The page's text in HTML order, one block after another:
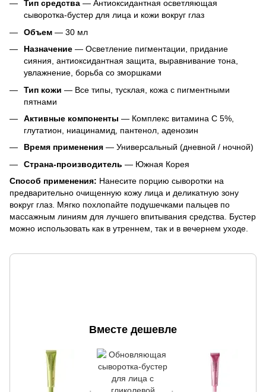
Тип средства — Антиоксидантная осветляющая
сыворотка-бустер для лица и кожи вокруг глаз
Объем — 30 мл
Назначение — Осветление пигментации, придание
сияния, антиоксидантная защита, выравнивание тона,
увлажнение, борьба со зморшками
Тип кожи — Все типы, тусклая, кожа с пигментными
пятнами
Активные компоненты — Комплекс витамина C 5%,
глутатион, ниацинамид, пантенол, аденозин
Время применения — Универсальный (дневной / ночной)
Страна-производитель — Южная Корея
Способ применения: Нанесите порцию сыворотки на
предварительно очищенную кожу лица и деликатную зону
вокруг глаз. Мягко похлопайте подушечками пальцев по
массажным линиям для лучшего впитывания средства. Бустер
можно использовать как в утреннем, так и в вечернем уходе.
Вместе дешевле